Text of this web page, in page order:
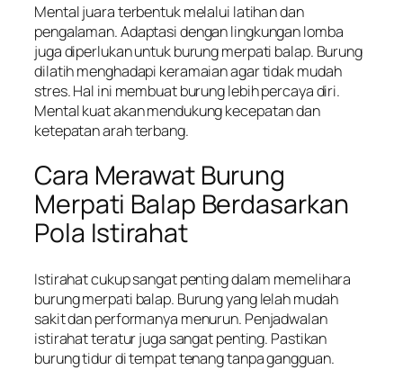
Mental juara terbentuk melalui latihan dan
pengalaman. Adaptasi dengan lingkungan lomba
juga diperlukan untuk burung merpati balap. Burung
dilatih menghadapi keramaian agar tidak mudah
stres. Hal ini membuat burung lebih percaya diri.
Mental kuat akan mendukung kecepatan dan
ketepatan arah terbang.
Cara Merawat Burung
Merpati Balap Berdasarkan
Pola Istirahat
Istirahat cukup sangat penting dalam memelihara
burung merpati balap. Burung yang lelah mudah
sakit dan performanya menurun. Penjadwalan
istirahat teratur juga sangat penting. Pastikan
burung tidur di tempat tenang tanpa gangguan.